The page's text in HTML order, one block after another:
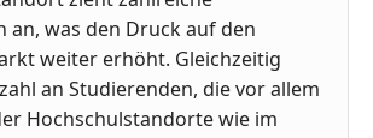
an, was den Druck auf den
weiter erhöht. Gleichzeitig
an Studierenden, die vor allem
Hochschulstandorte wie im